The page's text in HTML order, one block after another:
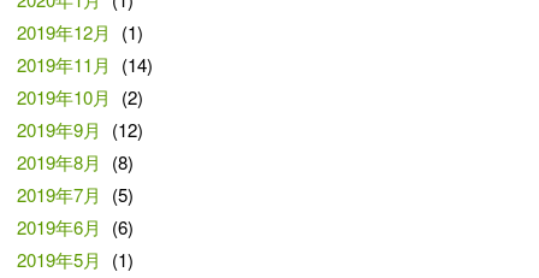
2019年12月
(1)
2019年11月
(14)
2019年10月
(2)
2019年9月
(12)
2019年8月
(8)
2019年7月
(5)
2019年6月
(6)
2019年5月
(1)